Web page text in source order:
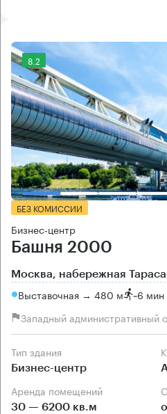
8.2
БЕЗ КОМИССИИ
Бизнес-центр
Башня 2000
Москва, набережная
Выставочная → 480 м ~6 мин
Западный административный
Тип здания
Бизнес-центр
Аренда помещений
30 — 6200 кв.м